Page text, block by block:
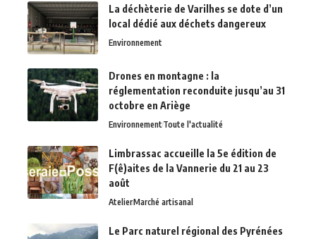
La déchèterie de Varilhes se dote d’un
local dédié aux déchets dangereux
Environnement
Drones en montagne : la
réglementation reconduite jusqu’au 31
octobre en Ariège
EnvironnementToute l'actualité
Limbrassac accueille la 5e édition de
F(ê)aites de la Vannerie du 21 au 23
août
AtelierMarché artisanal
Le Parc naturel régional des Pyrénées